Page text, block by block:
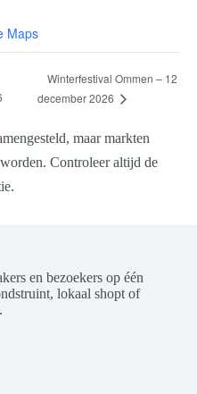
Maps
Winterfestival Ommen – 12
december 2026
maar markten
Controleer altijd de
en bezoekers op één
lokaal shopt of